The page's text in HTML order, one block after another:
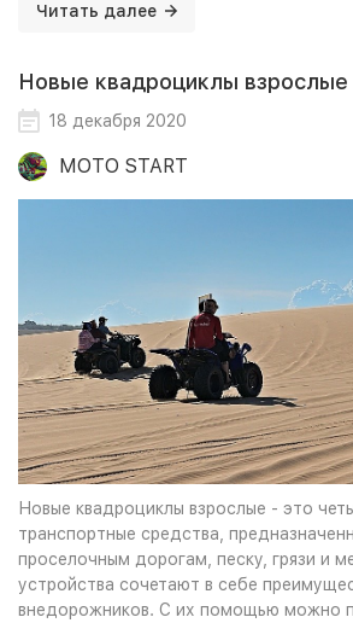
Читать далее
Новые квадроциклы взрослые
18 декабря 2020
MOTO START
Новые квадроциклы взрослые - это
транспортные средства,
проселочным дорогам, песку, грязи и
устройства сочетают в себе
внедорожников. С их помощью можно